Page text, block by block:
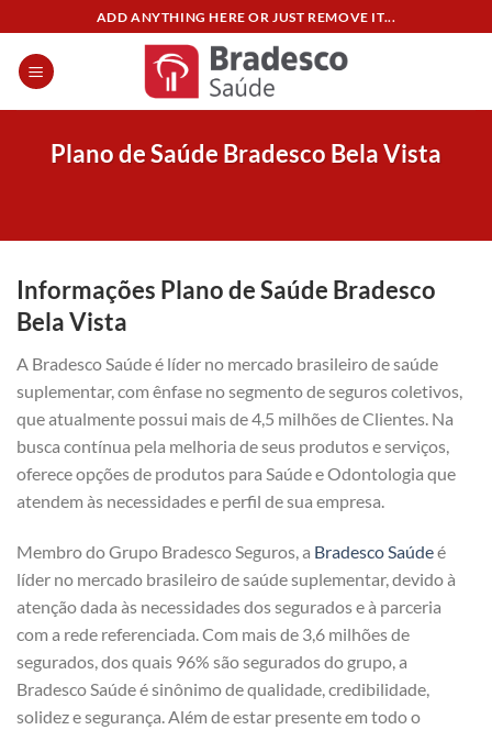
content
ADD ANYTHING HERE OR JUST REMOVE IT...
Plano de Saúde Bradesco Bela Vista
Informações Plano de Saúde Bradesco
Bela Vista
A Bradesco Saúde é líder no mercado brasileiro de saúde
suplementar, com ênfase no segmento de seguros coletivos,
que atualmente possui mais de 4,5 milhões de Clientes. Na
busca contínua pela melhoria de seus produtos e serviços,
oferece opções de produtos para Saúde e Odontologia que
atendem às necessidades e perfil de sua empresa.
Membro do Grupo Bradesco Seguros, a Bradesco Saúdeé
líder no mercado brasileiro de saúde suplementar, devido à
atenção dada às necessidades dos segurados e à parceria
com a rede referenciada. Com mais de 3,6 milhões de
segurados, dos quais 96% são segurados do grupo, a
Bradesco Saúde é sinônimo de qualidade, credibilidade,
solidez e segurança. Além de estar presente em todo o